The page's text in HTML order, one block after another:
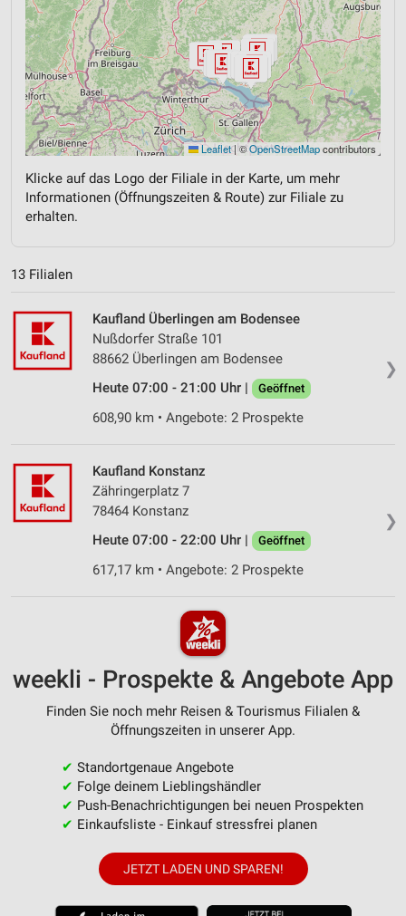
Leaflet| ©OpenStreetMapcontributors
Klicke auf das Logo der Filiale in der Karte, um mehr
Informationen (Öffnungszeiten & Route) zur Filiale zu
erhalten.
13 Filialen
❯
Kaufland Überlingen am Bodensee
Nußdorfer Straße 101
88662 Überlingen am Bodensee
Heute 07:00 - 21:00 Uhr |
Geöffnet
608,90 km • Angebote: 2 Prospekte
❯
Kaufland Konstanz
Zähringerplatz 7
78464 Konstanz
Heute 07:00 - 22:00 Uhr |
Geöffnet
617,17 km • Angebote: 2 Prospekte
weekli - Prospekte & Angebote App
Finden Sie noch mehr Reisen & Tourismus Filialen &
Öffnungszeiten in unserer App.
✔ Standortgenaue Angebote
✔ Folge deinem Lieblingshändler
✔ Push-Benachrichtigungen bei neuen Prospekten
✔ Einkaufsliste - Einkauf stressfrei planen
JETZT LADEN UND SPAREN!